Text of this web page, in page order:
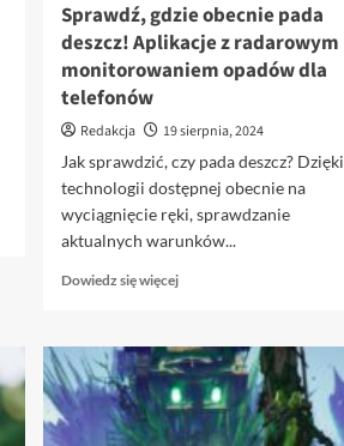
Sprawdź, gdzie obecnie pada
deszcz! Aplikacje z radarowym
monitorowaniem opadów dla
telefonów
Redakcja
19 sierpnia, 2024
Jak sprawdzić, czy pada deszcz? Dzięki
technologii dostępnej obecnie na
wyciągnięcie ręki, sprawdzanie
aktualnych warunków...
Dowiedz się więcejDowiedz
o
Sprawdź,
gdzie
obecnie
pada